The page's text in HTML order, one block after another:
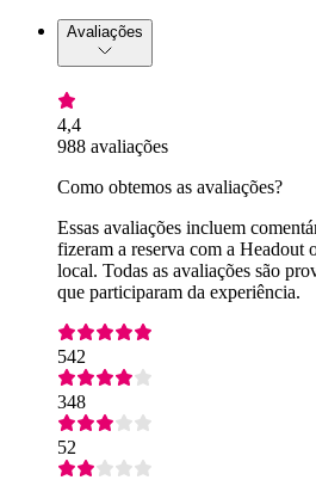
Avaliações
4,4
988 avaliações
Como obtemos as avaliações?
Essas avaliações incluem
fizeram a reserva com a Headout
local. Todas as avaliações são
que participaram da experiência.
542
348
52